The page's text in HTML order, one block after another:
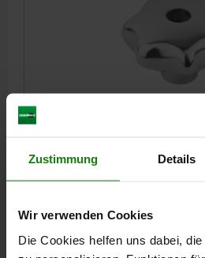
Zustimmung Details
Wir verwenden Cookies
Die Cookies helfen uns dabei,
BOUTON ÉTOILE SIMILAIRES
PROFONDEUR DE FILETAGE=12